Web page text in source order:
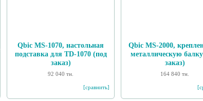
Qbic MS-1070, настольная
подставка для TD-1070 (под
заказ)
92 040 тн.
[сравнить]
Qbic MS-2000,
металлическую
заказ)
164 840 тн.